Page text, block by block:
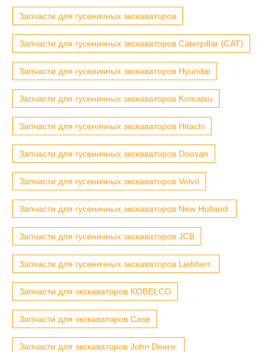
Запчасти для гусеничных экскаваторов
Запчасти для гусеничных экскаваторов Caterpillar (CAT)
Запчасти для гусеничных экскаваторов Hyundai
Запчасти для гусеничных экскаваторов Komatsu
Запчасти для гусеничных экскаваторов Hitachi
Запчасти для гусеничных экскаваторов Doosan
Запчасти для гусеничных экскаваторов Volvo
Запчасти для гусеничных экскаваторов New Holland.
Запчасти для гусеничных экскаваторов JCB
Запчасти для гусеничных экскаваторов Liebherr.
Запчасти для экскаваторов KOBELCO
Запчасти для экскаваторов Case
Запчасти для экскаваторов John Deere.